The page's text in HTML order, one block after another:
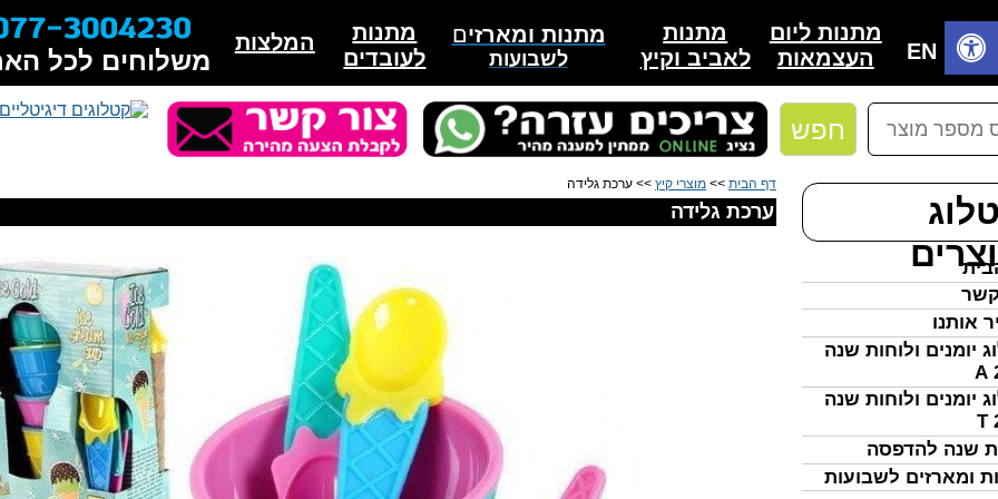
חפש
אותנו
יומנים ולוחות שנה
יומנים ולוחות שנה
שנה להדפסה
ומארזים לשבועות
EN
מתנות
לאביב וקיץ
המלצות
מתנות
לעובדים
מתנות ומארזים
לשבועות
מתנות ליום
העצמאות
משלוחים לכל
דף הבית >> מוצרי קיץ >> ערכת גלידה
ערכת גלידה